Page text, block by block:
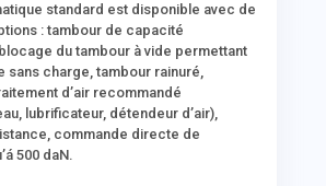
standard est disponible avec de
: tambour de capacité
du tambour à vide permettant
sans charge, tambour rainuré,
d’air recommandé
lubrificateur, détendeur d’air),
commande directe de
500 daN.